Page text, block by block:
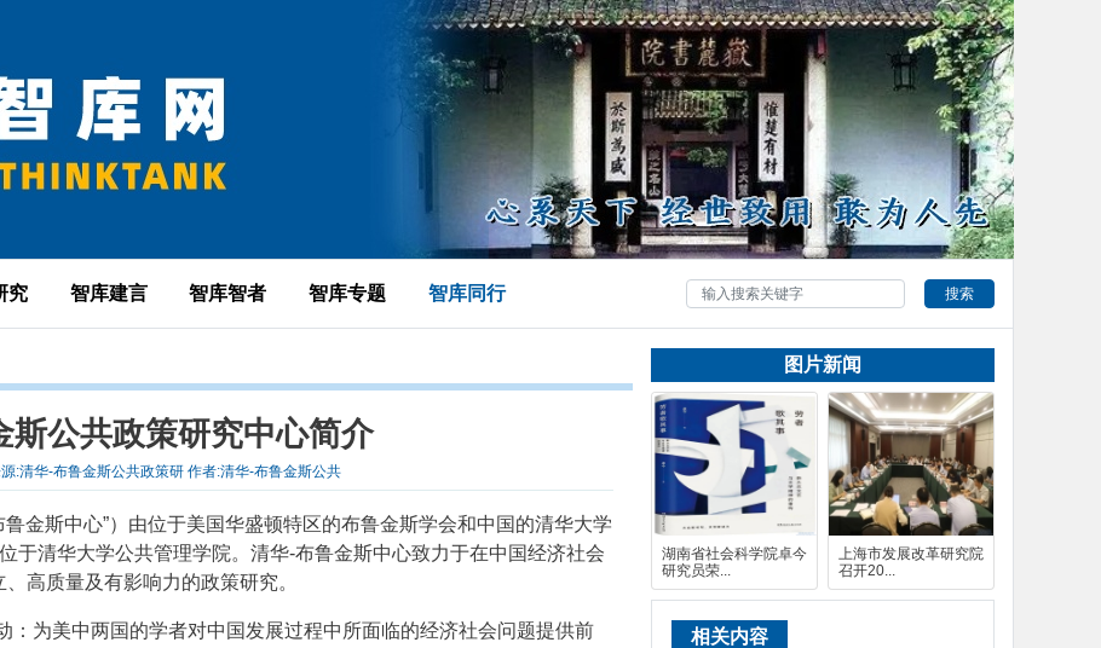
究 智库建言 智库智者 智库专题 智库同行 搜索
斯公共政策研究中心简介
:清华-布鲁金斯公共政策研 作者:清华-布鲁金斯公共
金斯中心”）由位于美国华盛顿特区的布鲁金斯学会和中国的清华大学
于清华大学公共管理学院。清华-布鲁金斯中心致力于在中国经济社会
高质量及有影响力的政策研究。
：为美中两国的学者对中国发展过程中所面临的经济社会问题提供前
图片新闻
湖南省社会科学院卓今
研究员荣...
上海市发展改革研究院
召开20...
相关内容